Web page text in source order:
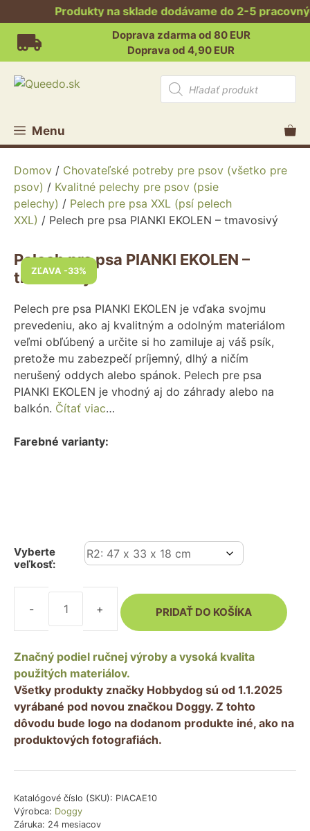
Produkty na sklade dodávame do 2-5
Preskočiť
obsah
Doprava zdarma od 80 EUR
Doprava od 4,90 EUR
Products
search
Menu
Domov / Chovateľské potreby pre psov (všetko pre
psov) / Kvalitné pelechy pre psov (psie
pelechy) / Pelech pre psa XXL (psí pelech
XXL) / Pelech pre psa PIANKI EKOLEN – tmavosivý
ZĽAVA -33%
Pelech pre psa PIANKI EKOLEN –
tmavosivý
Pelech pre psa PIANKI EKOLEN je vďaka svojmu
prevedeniu, ako aj kvalitným a odolným materiálom
veľmi obľúbený a určite si ho zamiluje aj váš psík,
pretože mu zabezpečí príjemný, dlhý a ničím
nerušený oddych alebo spánok. Pelech pre psa
PIANKI EKOLEN je vhodný aj do záhrady alebo na
balkón. Čítať viac…
Farebné varianty:
Vyberte
veľkosť:
množstvo
Pelech
pre
psa
PIANKI
EKOLEN
tmavosivý
PRIDAŤ DO KOŠÍKA
Značný podiel ručnej výroby a vysoká kvalita
použitých materiálov.
Všetky produkty značky Hobbydog sú od 1.1.2025
vyrábané pod novou značkou Doggy. Z tohto
dôvodu bude logo na dodanom produkte iné, ako na
produktových fotografiách.
Katalógové číslo (SKU): PIACAE10
Výrobca: Doggy
Záruka: 24 mesiacov